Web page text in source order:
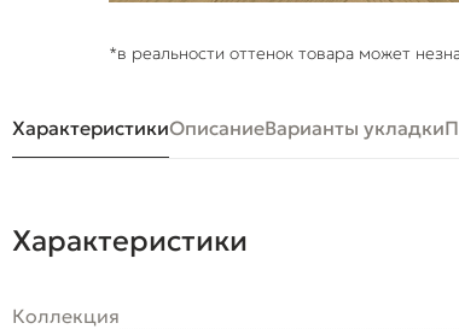
*в реальности оттенок товара может
ХарактеристикиОписаниеВарианты укладки
Характеристики
Коллекция